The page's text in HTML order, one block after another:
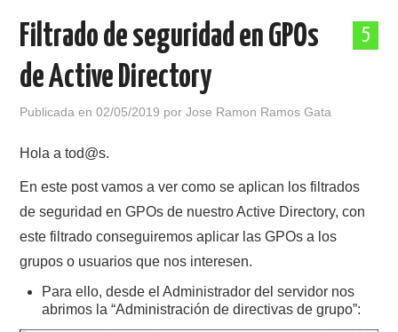
ACERCA DE
5
Filtrado de seguridad en GPOs
de Active Directory
Publicada en02/05/2019 porJose Ramon Ramos Gata
Hola a tod@s.
En este post vamos a ver como se aplican los filtrados
de seguridad en GPOs de nuestro Active Directory, con
este filtrado conseguiremos aplicar las GPOs a los
grupos o usuarios que nos interesen.
Para ello, desde el Administrador del servidor nos
abrimos la “Administración de directivas de grupo”: